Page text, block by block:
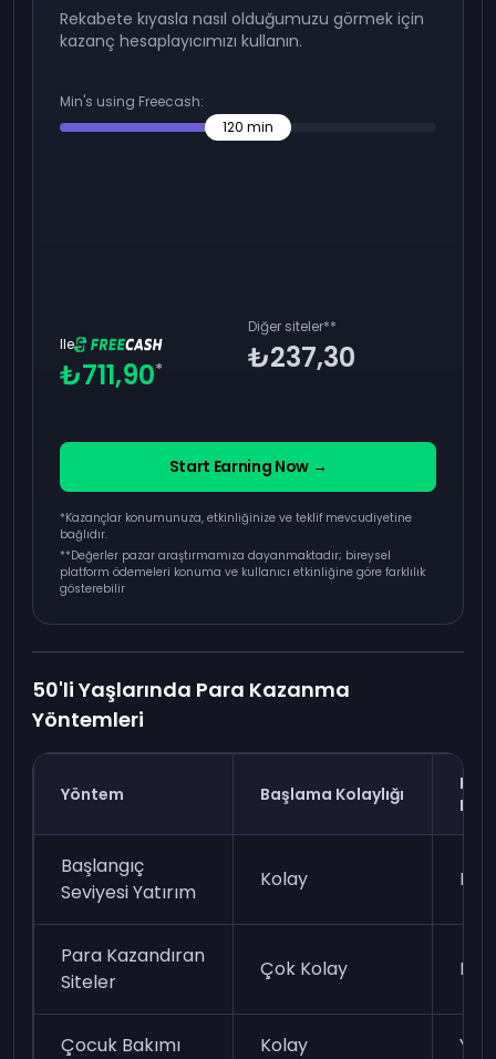
Rekabete kıyasla nasıl olduğumuzu görmek için
kazanç hesaplayıcımızı kullanın.
Min's using Freecash:
120 min
Ile
₺711,90*
Diğer siteler**
₺237,30
Start Earning Now →
*Kazançlar konumunuza, etkinliğinize ve teklif mevcudiyetine
bağlıdır.
**Değerler pazar araştırmamıza dayanmaktadır; bireysel
platform ödemeleri konuma ve kullanıcı etkinliğine göre farklılık
gösterebilir
50'li Yaşlarında Para Kazanma
Yöntemleri
Yöntem Başlama Kolaylığı
Başlangıç
Seviyesi Yatırım
Kolay
Para Kazandıran
Siteler
Çok Kolay
Çocuk Bakımı Kolay